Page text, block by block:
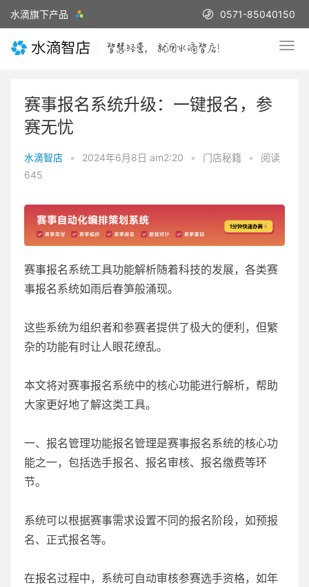
水滴旗下产品 0571-85040150
赛事报名系统升级：一键报名，参
赛无忧
水滴智店 • 2024年6月8日 am2:20 • 门店秘籍 •
阅读
645
赛事报名系统工具功能解析随着科技的发展，各类赛
事报名系统如雨后春笋般涌现。
这些系统为组织者和参赛者提供了极大的便利，但繁
杂的功能有时让人眼花缭乱。
本文将对赛事报名系统中的核心功能进行解析，帮助
大家更好地了解这类工具。
一、报名管理功能报名管理是赛事报名系统的核心功
能之一，包括选手报名、报名审核、报名缴费等环
节。
系统可以根据赛事需求设置不同的报名阶段，如预报
名、正式报名等。
在报名过程中，系统可自动审核参赛选手资格，如年